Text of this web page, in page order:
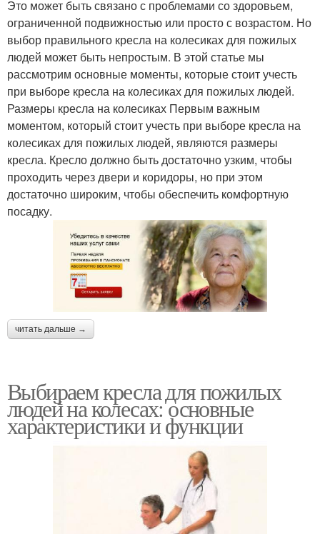
Это может быть связано с проблемами со здоровьем,
ограниченной подвижностью или просто с возрастом. Но
выбор правильного кресла на колесиках для пожилых
людей может быть непростым. В этой статье мы
рассмотрим основные моменты, которые стоит учесть
при выборе кресла на колесиках для пожилых людей.
Размеры кресла на колесиках Первым важным
моментом, который стоит учесть при выборе кресла на
колесиках для пожилых людей, являются размеры
кресла. Кресло должно быть достаточно узким, чтобы
проходить через двери и коридоры, но при этом
достаточно широким, чтобы обеспечить комфортную
посадку.
читать дальше →
Выбираем кресла для пожилых
людей на колесах: основные
характеристики и функции